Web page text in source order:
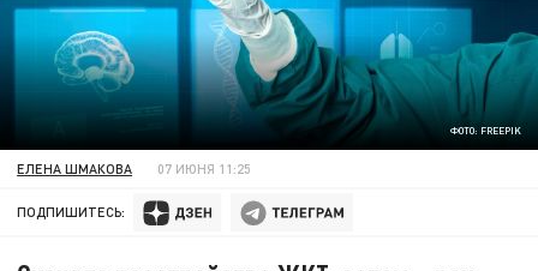
ФОТО: FREEPIK
ЕЛЕНА ШМАКОВА 07 ИЮНЯ 11:25
ПОДПИШИТЕСЬ: